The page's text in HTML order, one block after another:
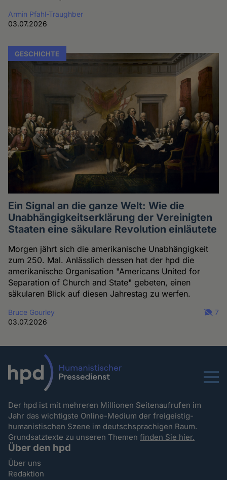
Armin Pfahl-Traughber
03.07.2026
GESCHICHTE
Ein Signal an die ganze Welt: Wie die
Unabhängigkeitserklärung der Vereinigten
Staaten eine säkulare Revolution einläutete
Morgen jährt sich die amerikanische Unabhängigkeit
zum 250. Mal. Anlässlich dessen hat der hpd die
amerikanische Organisation "Americans United for
Separation of Church and State" gebeten, einen
säkularen Blick auf diesen Jahrestag zu werfen.
Bruce Gourley
03.07.2026
7
Menu
Der hpd ist mit mehreren Millionen Seitenaufrufen im
Jahr das wichtigste Online-Medium der freigeistig-
humanistischen Szene im deutschsprachigen Raum.
Grundsatztexte zu unseren Themenfinden Sie hier.
Über den hpd
Über uns
Redaktion